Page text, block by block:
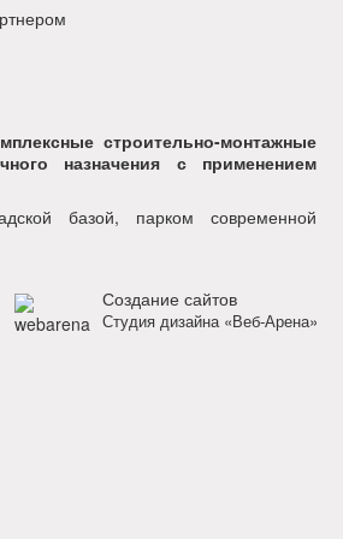
строительно-монтажные
назначения с применением
базой, парком современной
Создание сайтов
Студия дизайна «Веб-Арена»